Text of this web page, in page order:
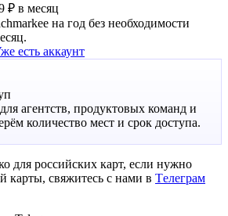
₽ в месяц
на год без необходимости
есть аккаунт
агентств, продуктовых команд и
количество мест и срок доступа.
для российских карт, если нужно
карты, свяжитесь с нами в Tелеграм